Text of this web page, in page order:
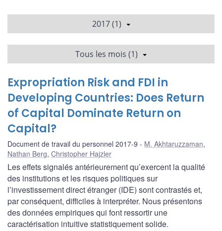
2017 (1)
Tous les mois (1)
Expropriation Risk and FDI in
Developing Countries: Does Return
of Capital Dominate Return on
Capital?
Document de travail du personnel 2017-9 M. Akhtaruzzaman,
Nathan Berg, Christopher Hajzler
Les effets signalés antérieurement qu’exercent la qualité
des institutions et les risques politiques sur
l’investissement direct étranger (IDE) sont contrastés et,
par conséquent, difficiles à interpréter. Nous présentons
des données empiriques qui font ressortir une
caractérisation intuitive statistiquement solide.